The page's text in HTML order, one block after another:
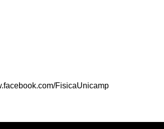
FisicaUnicamp